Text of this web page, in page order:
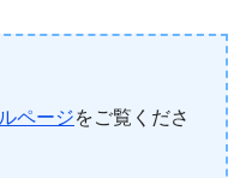
ページをご覧くださ